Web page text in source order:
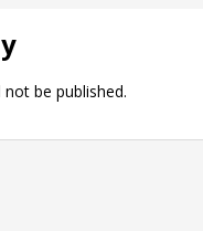
be published.